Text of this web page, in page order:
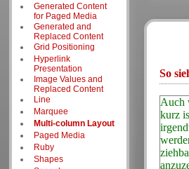
So
Auch
kurz
ein
sollte
man
Generated Content
for Paged Media
Generated and
Replaced Content
Grid Positioning
Hyperlink
Presentation
Image Values and
Replaced Content
Line
Marquee
Multi-column Layout
Paged Media
Ruby
Shapes